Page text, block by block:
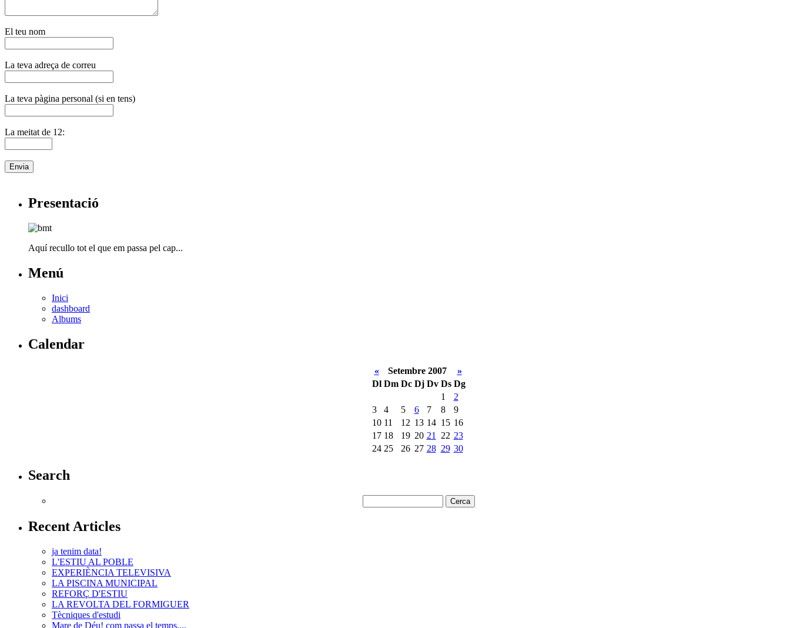
El teu nom
La teva adreça de correu
La teva pàgina personal (si en tens)
La meitat de 12:
Presentació
Aquí recullo tot el que em passa pel cap...
Menú
Inici
dashboard
Albums
Calendar
« Setembre 2007
»
Dl Dm Dc Dj Dv Ds Dg
1
2
3
4 5 6 7 8
9
10 11 12 13 14 15 16
17 18 19 20 21 22 23
24 25 26 27 28 29 30
Search
Recent Articles
ja tenim data!
L'ESTIU AL POBLE
EXPERIÈNCIA TELEVISIVA
LA PISCINA MUNICIPAL
REFORÇ D'ESTIU
LA REVOLTA DEL FORMIGUER
Tècniques d'estudi
Mare de Déu! com passa el temps....